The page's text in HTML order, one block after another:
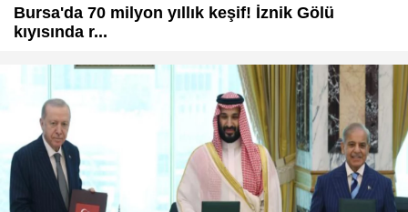
Bursa'da 70 milyon yıllık keşif! İznik Gölü
kıyısında r...